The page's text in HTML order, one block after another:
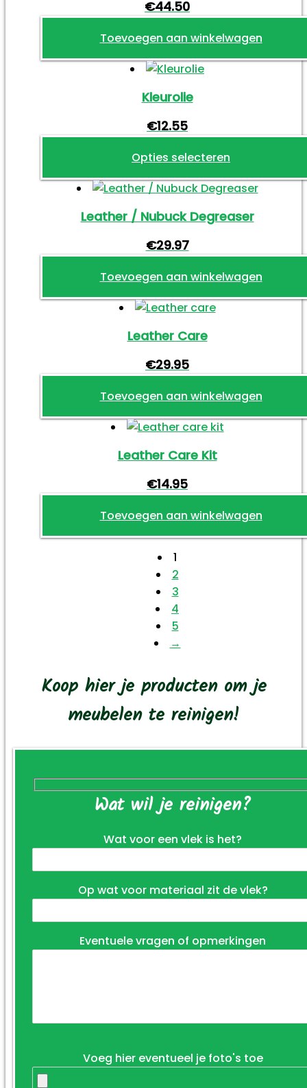
€44.50
Toevoegen aan winkelwagen
Kleurolie
€12.55
Opties selecteren
Dit
heeft
meerdere
variaties.
Deze
kan
worden
op
de
productpagina
Leather / Nubuck Degreaser
€29.97
Toevoegen aan winkelwagen
Leather Care
€29.95
Toevoegen aan winkelwagen
Leather Care Kit
€14.95
Toevoegen aan winkelwagen
1
2
3
4
5
→
Koop hier je producten om je
meubelen te reinigen!
Wat wil je reinigen?
Wat voor een vlek is het?
Op wat voor materiaal zit de vlek?
Eventuele vragen of opmerkingen
Voeg hier eventueel je foto's toe